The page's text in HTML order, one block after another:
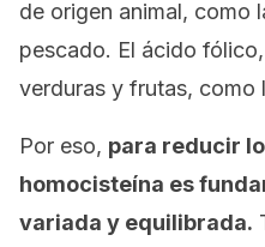
de origen animal, como
pescado. El ácido
verduras y frutas, como
Por eso, para reducir
homocisteína es
variada y equilibrada.